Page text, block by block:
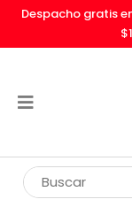
Despacho gratis